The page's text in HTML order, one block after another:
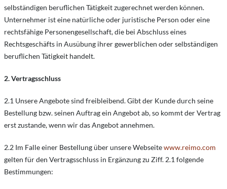
selbständigen beruflichen Tätigkeit zugerechnet werden können.
Unternehmer ist eine natürliche oder juristische Person oder eine
rechtsfähige Personengesellschaft, die bei Abschluss eines
Rechtsgeschäfts in Ausübung ihrer gewerblichen oder selbständigen
beruflichen Tätigkeit handelt.
2. Vertragsschluss
2.1 Unsere Angebote sind freibleibend. Gibt der Kunde durch seine
Bestellung bzw. seinen Auftrag ein Angebot ab, so kommt der Vertrag
erst zustande, wenn wir das Angebot annehmen.
2.2 Im Falle einer Bestellung über unsere Webseitewww.reimo.com
gelten für den Vertragsschluss in Ergänzung zu Ziff. 2.1 folgende
Bestimmungen: